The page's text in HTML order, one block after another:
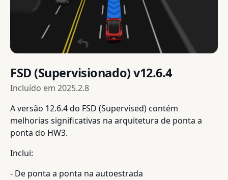
FSD (Supervisionado) v12.6.4
Incluído em 2025.2.8
A versão 12.6.4 do FSD (Supervised) contém
melhorias significativas na arquitetura de ponta a
ponta do HW3.
Inclui:
- De ponta a ponta na autoestrada